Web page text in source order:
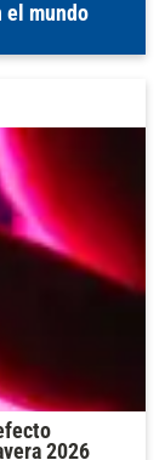
el mundo
2026